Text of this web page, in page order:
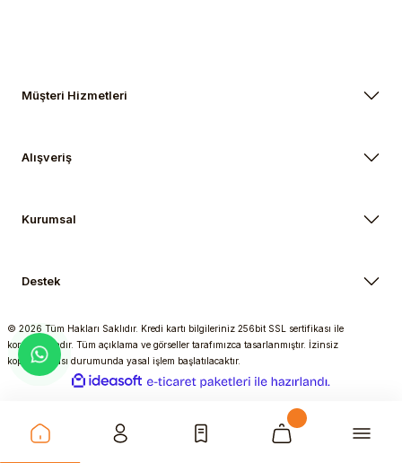
Müşteri Hizmetleri
Alışveriş
Kurumsal
Destek
© 2026 Tüm Hakları Saklıdır. Kredi kartı bilgileriniz 256bit SSL sertifikası ile
korunmaktadır. Tüm açıklama ve görseller tarafımızca tasarlanmıştır. İzinsiz
kopyalanması durumunda yasal işlem başlatılacaktır.
ideasoft
e-